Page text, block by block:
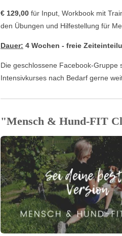
€ 129,00 für Input, Workbook mit
den Übungen und Hilfestellung für
Dauer: 4 Wochen - freie
Die geschlossene Facebook-Gruppe
Intensivkurses nach Bedarf gerne
"Mensch & Hund-FIT